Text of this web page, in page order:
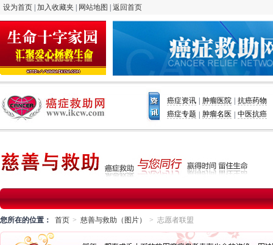
设为首页 加入收藏夹 网站地图 返回首页
癌症资讯 肿瘤医院
抗癌药物
癌症专题 | 肿瘤名医 | 中医抗癌
您所在的位置： 首页 慈善与救助（图片） 志愿者联盟